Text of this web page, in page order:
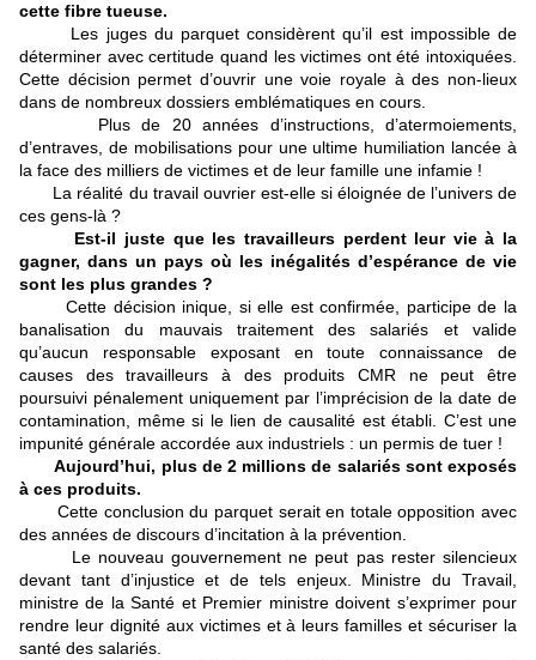
cette fibre tueuse.
Les juges du parquet considèrent qu’il est impossible de
déterminer avec certitude quand les victimes ont été intoxiquées.
Cette décision permet d’ouvrir une voie royale à des non-lieux
dans de nombreux dossiers emblématiques en cours.
Plus de 20 années d’instructions, d’atermoiements,
d’entraves, de mobilisations pour une ultime humiliation lancée à
la face des milliers de victimes et de leur famille une infamie !
La réalité du travail ouvrier est-elle si éloignée de l’univers de
ces gens-là ?
Est-il juste que les travailleurs perdent leur vie à la
gagner, dans un pays où les inégalités d’espérance de vie
sont les plus grandes ?
Cette décision inique, si elle est confirmée, participe de la
banalisation du mauvais traitement des salariés et valide
qu’aucun responsable exposant en toute connaissance de
causes des travailleurs à des produits CMR ne peut être
poursuivi pénalement uniquement par l’imprécision de la date de
contamination, même si le lien de causalité est établi. C’est une
impunité générale accordée aux industriels : un permis de tuer !
Aujourd’hui, plus de 2 millions de salariés sont exposés
à ces produits.
Cette conclusion du parquet serait en totale opposition avec
des années de discours d’incitation à la prévention.
Le nouveau gouvernement ne peut pas rester silencieux
devant tant d’injustice et de tels enjeux. Ministre du Travail,
ministre de la Santé et Premier ministre doivent s’exprimer pour
rendre leur dignité aux victimes et à leurs familles et sécuriser la
santé des salariés.